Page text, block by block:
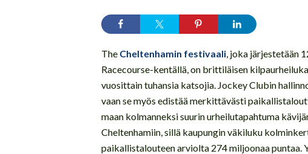
The Cheltenhamin festivaali, joka järjestetään
Racecourse-kentällä, on brittiläisen
vuosittain tuhansia katsojia. Jockey Clubin
vaan se myös edistää merkittävästi
maan kolmanneksi suurin urheilutapahtuma
Cheltenhamiin, sillä kaupungin väkiluku
paikallistalouteen arviolta 274 miljoonaa puntaa.